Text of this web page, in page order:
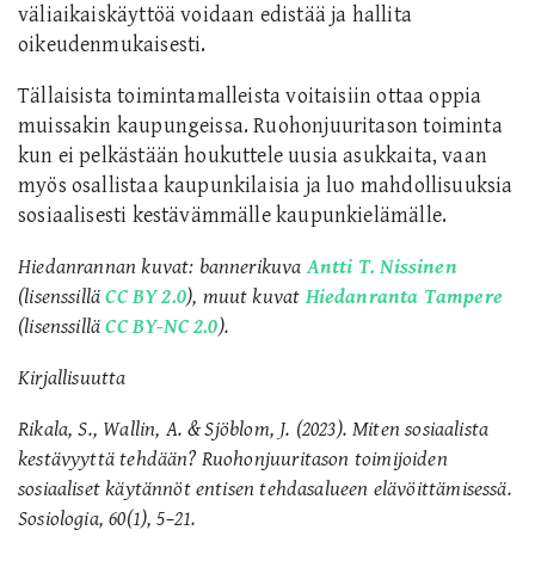
väliaikaiskäyttöä voidaan edistää ja hallita
oikeudenmukaisesti.
Tällaisista toimintamalleista voitaisiin ottaa oppia
muissakin kaupungeissa. Ruohonjuuritason toiminta
kun ei pelkästään houkuttele uusia asukkaita, vaan
myös osallistaa kaupunkilaisia ja luo mahdollisuuksia
sosiaalisesti kestävämmälle kaupunkielämälle.
Hiedanrannan kuvat: bannerikuvaAntti T. Nissinen
(lisenssilläCC BY 2.0), muut kuvat Hiedanranta Tampere
(lisenssilläCC BY-NC 2.0).
Kirjallisuutta
Rikala, S., Wallin, A. & Sjöblom, J. (2023). Miten sosiaalista
kestävyyttä tehdään? Ruohonjuuritason toimijoiden
sosiaaliset käytännöt entisen tehdasalueen elävöittämisessä.
Sosiologia, 60(1), 5–21.